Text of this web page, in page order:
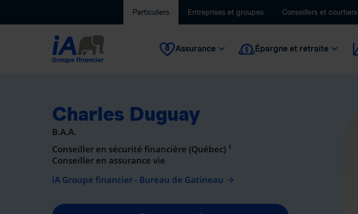
Particuliers Entreprises et groupes Conseillers et courtiers
Assurance Épargne et retraite
Charles Duguay
B.A.A.
Conseiller en sécurité financière (Québec) 1
Conseiller en assurance vie
iA Groupe financier - Bureau de Gatineau